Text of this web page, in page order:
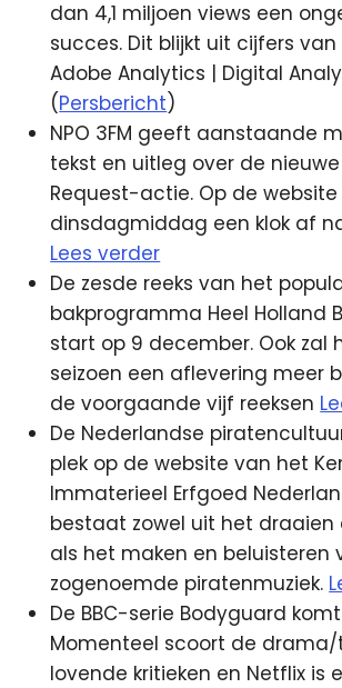
dan 4,1 miljoen views een
succes. Dit blijkt uit cijfers van
Adobe Analytics | Digital
(Persbericht)
NPO 3FM geeft aanstaande
tekst en uitleg over de nieuwe
Request-actie. Op de
dinsdagmiddag een klok af
Lees verder
De zesde reeks van het
bakprogramma Heel Holland
start op 9 december. Ook zal
seizoen een aflevering meer
de voorgaande vijf reeksen
De Nederlandse
plek op de website van het
Immaterieel Erfgoed
bestaat zowel uit het draaien
als het maken en beluisteren
zogenoemde piratenmuziek.
De BBC-serie Bodyguard
Momenteel scoort de drama/
lovende kritieken en Netflix is